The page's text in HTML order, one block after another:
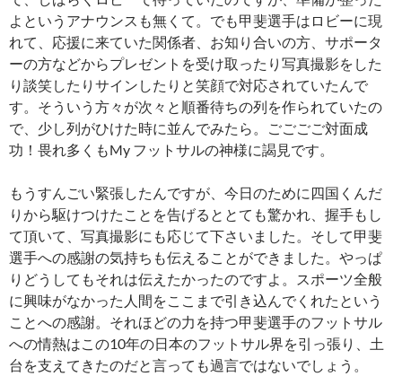
よというアナウンスも無くて。でも甲斐選手はロビーに現
れて、応援に来ていた関係者、お知り合いの方、サポータ
ーの方などからプレゼントを受け取ったり写真撮影をした
り談笑したりサインしたりと笑顔で対応されていたんで
す。そういう方々が次々と順番待ちの列を作られていたの
で、少し列がひけた時に並んでみたら。ごごごご対面成
功！畏れ多くもMy フットサルの神様に謁見です。
もうすんごい緊張したんですが、今日のために四国くんだ
りから駆けつけたことを告げるととても驚かれ、握手もし
て頂いて、写真撮影にも応じて下さいました。そして甲斐
選手への感謝の気持ちも伝えることができました。やっぱ
りどうしてもそれは伝えたかったのですよ。スポーツ全般
に興味がなかった人間をここまで引き込んでくれたという
ことへの感謝。それほどの力を持つ甲斐選手のフットサル
への情熱はこの10年の日本のフットサル界を引っ張り、土
台を支えてきたのだと言っても過言ではないでしょう。